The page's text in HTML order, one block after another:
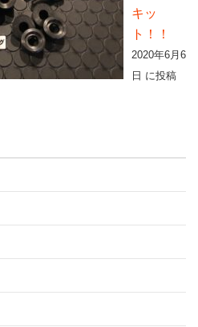
キッ
ト！！
2020年6月6
日 に投稿